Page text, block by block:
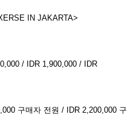
IN JAKARTA>
/ IDR 1,900,000 / IDR
구매자 전원 / IDR 2,200,000 구